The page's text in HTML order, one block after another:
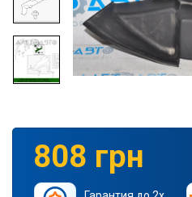
808 грн